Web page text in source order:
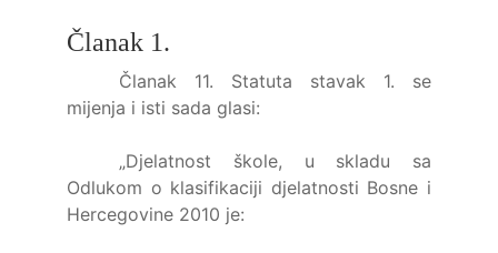
Članak 1.
Članak 11. Statuta stavak 1. se
mijenja i isti sada glasi:
„Djelatnost škole, u skladu sa
Odlukom o klasifikaciji djelatnosti Bosne i
Hercegovine 2010 je: